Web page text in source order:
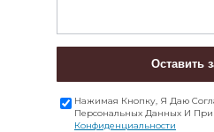
Оставить
Нажимая Кнопку, Я Даю
Персональных Данных И
Конфиденциальности